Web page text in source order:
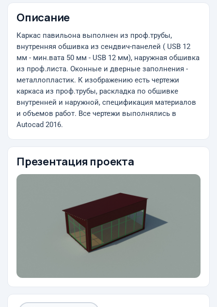
Описание
Каркас павильона выполнен из проф.трубы,
внутренняя обшивка из сендвич-панелей ( USB 12
мм - мин.вата 50 мм - USB 12 мм), наружная обшивка
из проф.листа. Оконные и дверные заполнения -
металлопластик. К изображению есть чертежи
каркаса из проф.трубы, раскладка по обшивке
внутренней и наружной, спецификация материалов
и объемов работ. Все чертежи выполнялись в
Autocad 2016.
Презентация проекта